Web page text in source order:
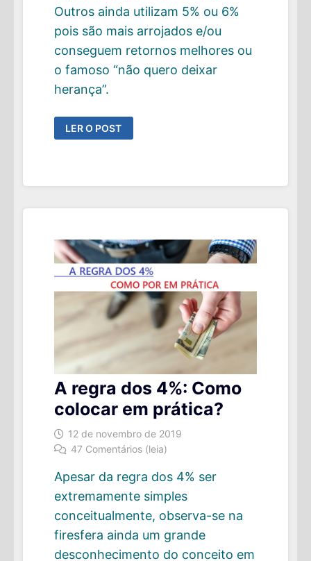
Outros ainda utilizam 5% ou 6%
pois são mais arrojados e/ou
conseguem retornos melhores ou
o famoso “não quero deixar
herança”.
A
TSR
CORRENTE:
MOMENTO
LER O POST
A regra dos 4%: Como
colocar em prática?
12 de novembro de 2019
47 Comentários (leia)
Apesar da regra dos 4% ser
extremamente simples
conceitualmente, observa-se na
firesfera ainda um grande
desconhecimento do conceito em